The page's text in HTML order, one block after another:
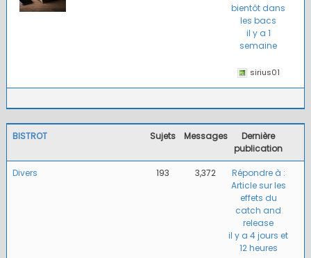
bientôt dans
les bacs
il y a 1
semaine
sirius01
BISTROT Sujets Messages
Dernière
publication
Divers 193 3,372
Répondre à :
Article sur les
effets du
catch and
release
il y a 4 jours et
12 heures